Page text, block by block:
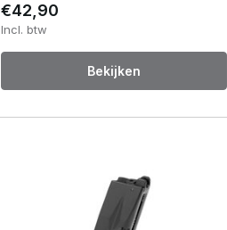
€42,90
Incl. btw
Bekijken